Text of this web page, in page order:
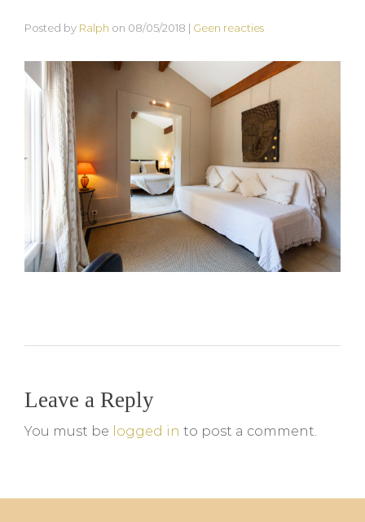
Posted by Ralph on 08/05/2018 | Geen reacties
Leave a Reply
You must be logged in to post a comment.